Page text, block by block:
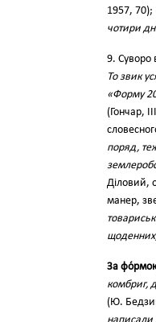
1957, 70);
чотири
9. Суворо
То звик
«Форму
(Гончар,
поряд,
Діловий,
манер,
За
комбриг,
(Ю.